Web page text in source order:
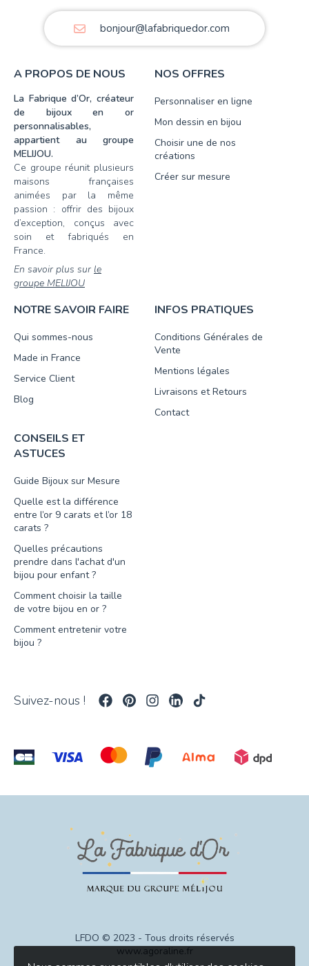
bonjour@lafabriquedor.com
A PROPOS DE NOUS
La Fabrique d’Or, créateur
de bijoux en or
personnalisables,
appartient au groupe
MELIJOU.
Ce groupe réunit plusieurs
maisons françaises
animées par la même
passion : offrir des bijoux
d’exception, conçus avec
soin et fabriqués en
France.
En savoir plus sur le
groupe MELIJOU
NOS OFFRES
Personnaliser en ligne
Mon dessin en bijou
Choisir une de nos
créations
Créer sur mesure
NOTRE SAVOIR FAIRE
Qui sommes-nous
Made in France
Service Client
Blog
INFOS PRATIQUES
Conditions Générales de
Vente
Mentions légales
Livraisons et Retours
Contact
CONSEILS ET
ASTUCES
Guide Bijoux sur Mesure
Quelle est la différence
entre l’or 9 carats et l’or 18
carats ?
Quelles précautions
prendre dans l'achat d'un
bijou pour enfant ?
Comment choisir la taille
de votre bijou en or ?
Comment entretenir votre
bijou ?
Suivez-nous !
LFDO © 2023 - Tous droits réservés
www.agoraline.fr